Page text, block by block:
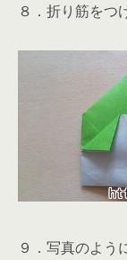
８．折り筋をつ
９．写真のよう